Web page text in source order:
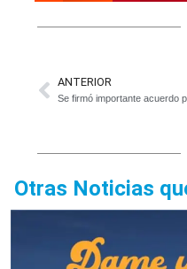
ANTERIOR
Otras Noticias